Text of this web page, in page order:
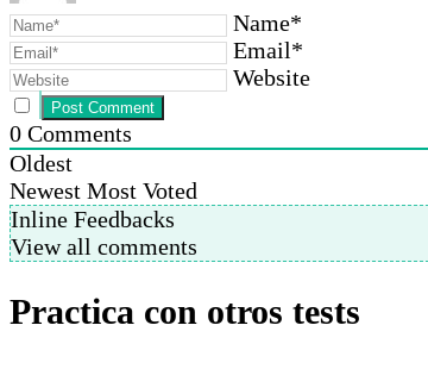
Name*
Email*
Website
0 Comments
Oldest
Newest Most Voted
Inline Feedbacks
View all comments
Practica con otros tests